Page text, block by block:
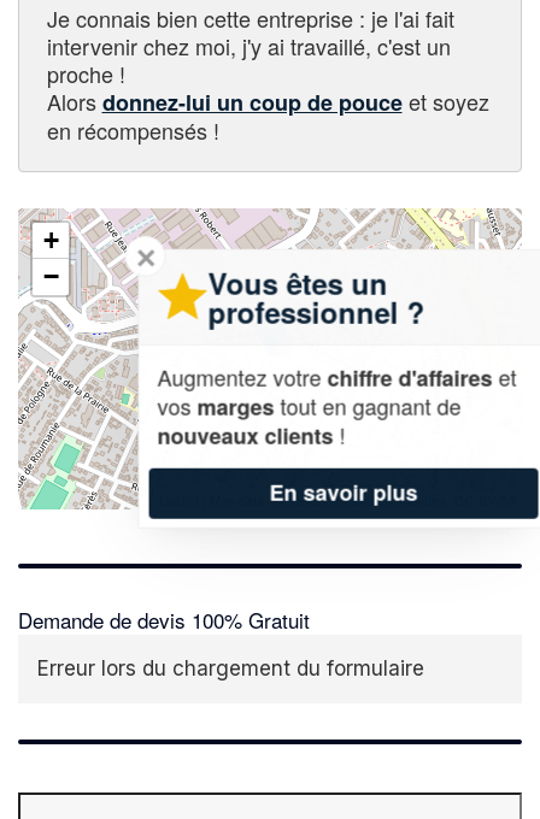
Je connais bien cette entreprise : je l'ai fait
intervenir chez moi, j'y ai travaillé, c'est un
proche !
Alorsdonnez-lui un coup de pouceet soyez
en récompensés !
+
−
| Map data ©OpenStreetMap contributors,
Demande de devis 100% Gratuit
Erreur lors du chargement du formulaire
✕
Vous êtes un
professionnel ?
Augmentez votrechiffre d'affaireset
vosmargestout en gagnant de
nouveaux clients!
En savoir plus